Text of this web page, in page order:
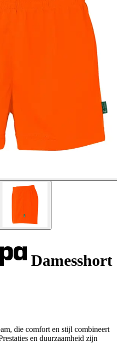
Damesshort
die comfort en stijl combineert
en duurzaamheid zijn